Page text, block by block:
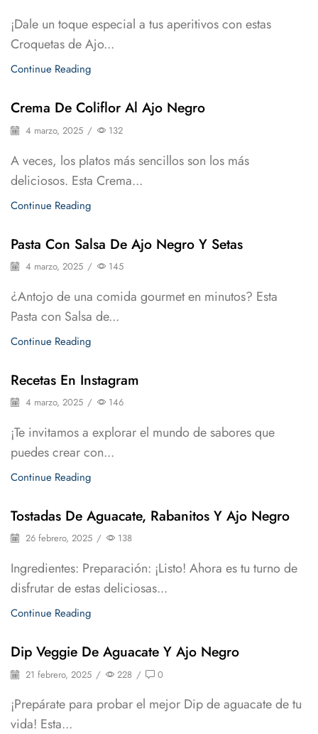
¡Dale un toque especial a tus aperitivos con estas
Croquetas de Ajo...
Continue Reading
Crema De Coliflor Al Ajo Negro
4 marzo, 2025 / 132
A veces, los platos más sencillos son los más
deliciosos. Esta Crema...
Continue Reading
Pasta Con Salsa De Ajo Negro Y Setas
4 marzo, 2025 / 145
¿Antojo de una comida gourmet en minutos? Esta
Pasta con Salsa de...
Continue Reading
Recetas En Instagram
4 marzo, 2025 / 146
¡Te invitamos a explorar el mundo de sabores que
puedes crear con...
Continue Reading
Tostadas De Aguacate, Rabanitos Y Ajo Negro
26 febrero, 2025 / 138
Ingredientes: Preparación: ¡Listo! Ahora es tu turno de
disfrutar de estas deliciosas...
Continue Reading
Dip Veggie De Aguacate Y Ajo Negro
21 febrero, 2025 / 228 / 0
¡Prepárate para probar el mejor Dip de aguacate de tu
vida! Esta...